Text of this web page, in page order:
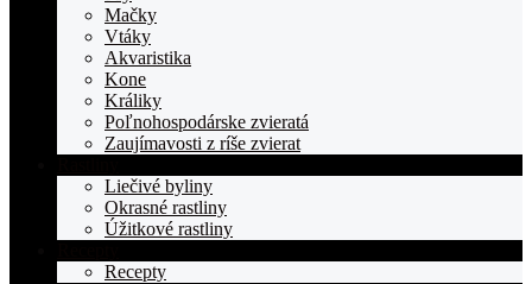
Mačky
Vtáky
Akvaristika
Kone
Králiky
Poľnohospodárske zvieratá
Zaujímavosti z ríše zvierat
Liečivé byliny
Okrasné rastliny
Úžitkové rastliny
Recepty